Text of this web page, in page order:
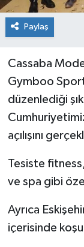
Paylaş
Cassaba
Gymboo
düzenlediği
açılışını
Tesiste
ve spa gibi
Ayrıca
içerisinde